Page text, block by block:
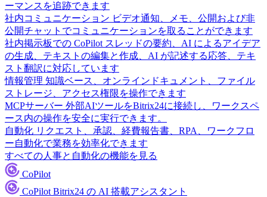
ーマンスを追跡できます
社内コミュニケーション ビデオ通知、メモ、公開および非
公開チャットでコミュニケーションを取ることができます
社内掲示板での CoPilot スレッドの要約、AI によるアイデア
の生成、テキストの編集と作成、AI が記述する応答、テキ
スト翻訳に対応しています
情報管理 知識ベース、オンラインドキュメント、ファイル
ストレージ、アクセス権限を操作できます
MCPサーバー 外部AIツールをBitrix24に接続し、ワークスペ
ース内の操作を安全に実行できます。
自動化 リクエスト、承認、経費報告書、RPA、ワークフロ
ー自動化で業務を効率化できます
すべての人事と自動化の機能を見る
CoPilot
CoPilot Bitrix24 の AI 搭載アシスタント